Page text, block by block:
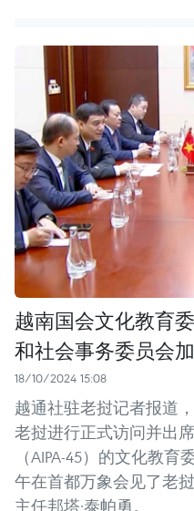
越南国会文化教育
和社会事务委员会
18/10/2024 15:08
越通社驻老挝记者报道
老挝进行正式访问并出
（AIPA-45）的文化教
午在首都万象会见了老
主任邦塔·泰帕勇。